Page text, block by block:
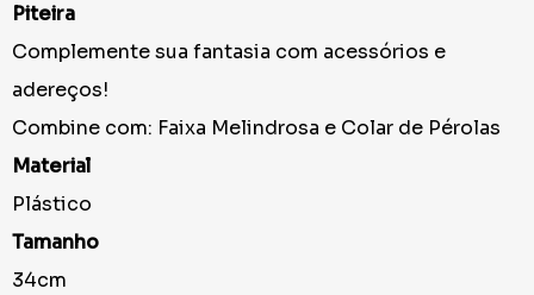
Piteira
Complemente sua fantasia com acessórios e
adereços!
Combine com: Faixa Melindrosa e Colar de Pérolas
Material
Plástico
Tamanho
34cm